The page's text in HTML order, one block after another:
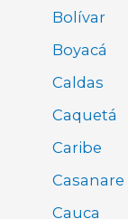
Bolívar
Boyacá
Caldas
Caquetá
Caribe
Casanare
Cauca